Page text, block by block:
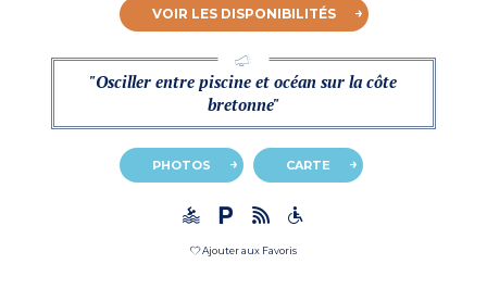
VOIR LES DISPONIBILITÉS
"Osciller entre piscine et océan sur la côte
bretonne"
PHOTOS CARTE
Ajouter aux Favoris